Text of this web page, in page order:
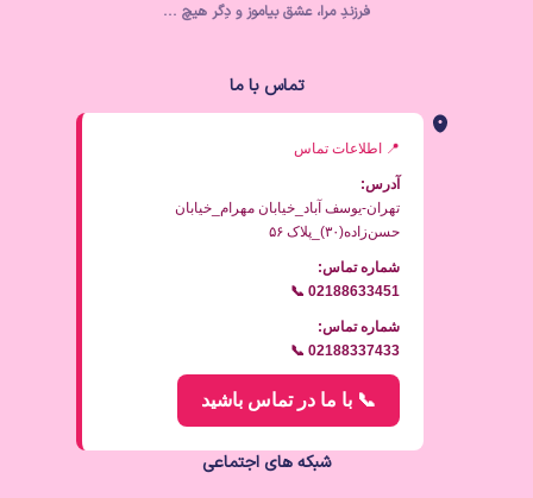
فرزندِ مرا، عشق بیاموز و دِگر هیچ ..‌.
تماس با ما
📍 اطلاعات تماس
آدرس:
تهران-یوسف آباد_خیابان مهرام_خیابان
حسن‌زاده(۳۰)_پلاک ۵۶
شماره تماس:
📞 02188633451
شماره تماس:
📞 02188337433
📞 با ما در تماس باشید
شبکه های اجتماعی